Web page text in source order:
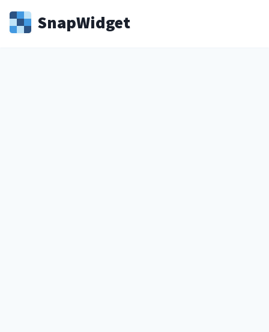
SnapWidget